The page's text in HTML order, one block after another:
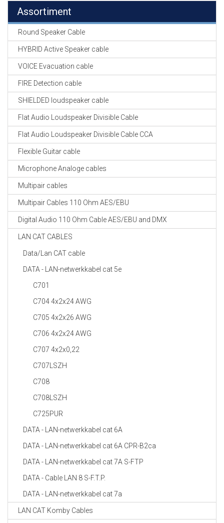
Assortiment
Round Speaker Cable
HYBRID Active Speaker cable
VOICE Evacuation cable
FIRE Detection cable
SHIELDED loudspeaker cable
Flat Audio Loudspeaker Divisible Cable
Flat Audio Loudspeaker Divisible Cable CCA
Flexible Guitar cable
Microphone Analoge cables
Multipair cables
Multipair Cables 110 Ohm AES/EBU
Digital Audio 110 Ohm Cable AES/EBU and DMX
LAN CAT CABLES
Data/Lan CAT cable
DATA - LAN-netwerkkabel cat 5e
C701
C704 4x2x24 AWG
C705 4x2x26 AWG
C706 4x2x24 AWG
C707 4x2x0,22
C707LSZH
C708
C708LSZH
C725PUR
DATA - LAN-netwerkkabel cat 6A
DATA - LAN-netwerkkabel cat 6A CPR-B2ca
DATA - LAN-netwerkkabel cat 7A S-FTP
DATA - Cable LAN 8 S-F.T.P.
DATA - LAN-netwerkkabel cat 7a
LAN CAT Komby Cables